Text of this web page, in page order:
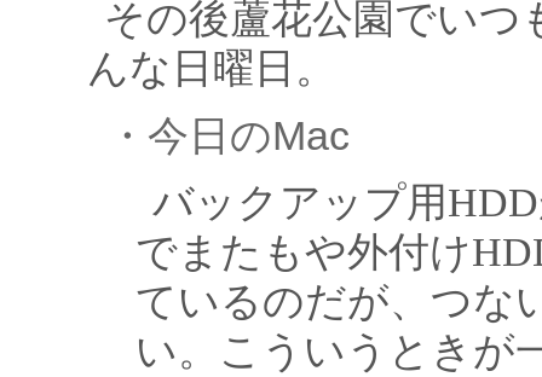
その後蘆花公園でい
んな日曜日。
・今日のMac
バックアップ用
でまたもや外付け
ているのだが、つな
い。こういうときが